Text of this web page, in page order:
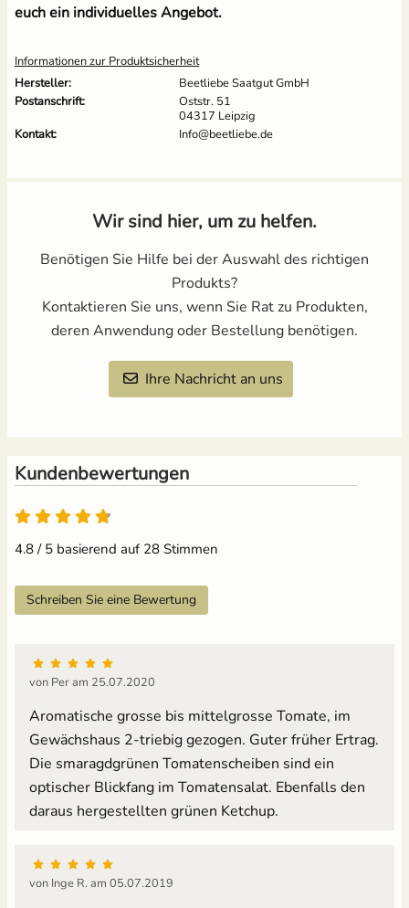
euch ein individuelles Angebot.
Informationen zur Produktsicherheit
Hersteller:
Beetliebe Saatgut GmbH
Postanschrift:
Oststr. 51
04317 Leipzig
Kontakt:
Info@beetliebe.de
Wir sind hier, um zu helfen.
Benötigen Sie Hilfe bei der Auswahl des richtigen
Produkts?
Kontaktieren Sie uns, wenn Sie Rat zu Produkten,
deren Anwendung oder Bestellung benötigen.
Ihre Nachricht an uns
Kundenbewertungen
4.8 von 5
4.8 / 5 basierend auf 28 Stimmen
Schreiben Sie eine Bewertung
von Per am 25.07.2020
Aromatische grosse bis mittelgrosse Tomate, im
Gewächshaus 2-triebig gezogen. Guter früher Ertrag.
Die smaragdgrünen Tomatenscheiben sind ein
optischer Blickfang im Tomatensalat. Ebenfalls den
daraus hergestellten grünen Ketchup.
von Inge R. am 05.07.2019